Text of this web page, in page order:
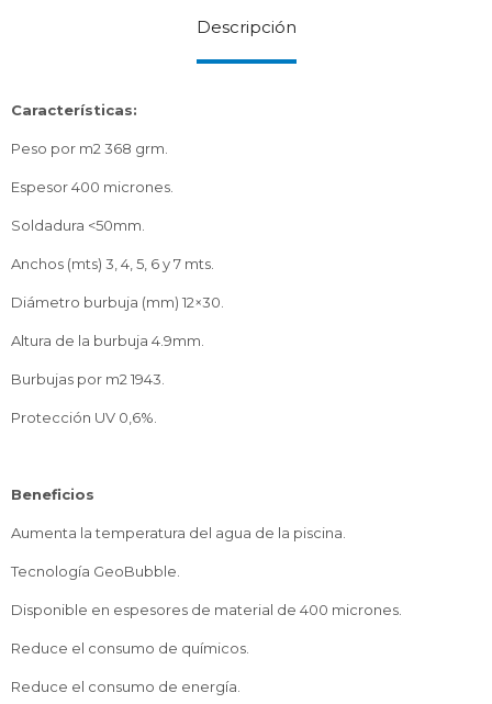
Descripción
Características:
Peso por m2 368 grm.
Espesor 400 micrones.
Soldadura <50mm.
Anchos (mts) 3, 4, 5, 6 y 7 mts.
Diámetro burbuja (mm) 12×30.
Altura de la burbuja 4.9mm.
Burbujas por m2 1943.
Protección UV 0,6%.
Beneficios
Aumenta la temperatura del agua de la piscina.
Tecnología GeoBubble.
Disponible en espesores de material de 400 micrones.
Reduce el consumo de químicos.
Reduce el consumo de energía.